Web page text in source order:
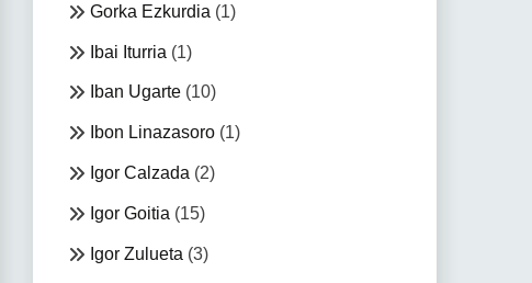
Gorka Ezkurdia (1)
Ibai Iturria (1)
Iban Ugarte(10)
Ibon Linazasoro(1)
Igor Calzada (2)
Igor Goitia (15)
Igor Zulueta (3)